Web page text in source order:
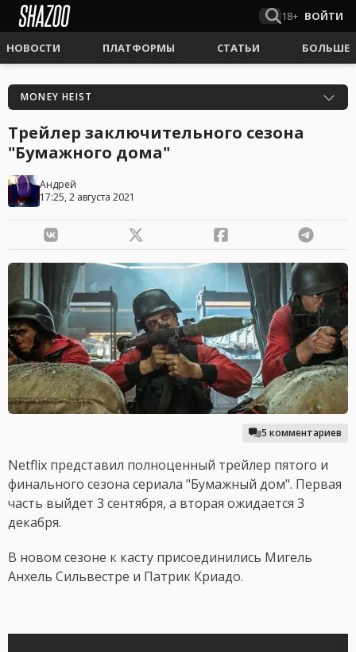
18+ ВОЙТИ
НОВОСТИ ПЛАТФОРМЫ СТАТЬИ БОЛЬШЕ
MONEY HEIST
Трейлер заключительного сезона
"Бумажного дома"
Андрей
17:25, 2 августа 2021
5 комментариев
Netflix представил полноценный трейлер пятого и
финального сезона сериала "Бумажный дом". Первая
часть выйдет 3 сентября, а вторая ожидается 3
декабря.
В новом сезоне к касту присоединились Мигель
Анхель Сильвестре и Патрик Криадо.